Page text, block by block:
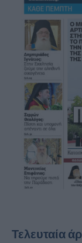
Τελευταία